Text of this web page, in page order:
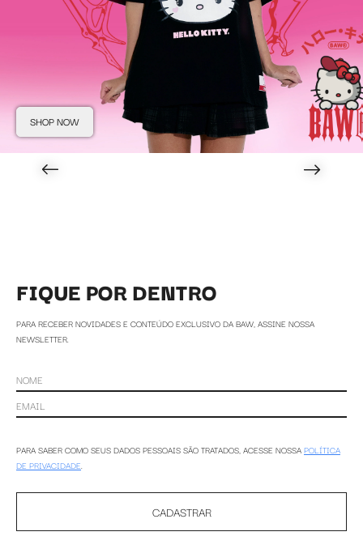
SHOP NOW
FIQUE POR DENTRO
PARA RECEBER NOVIDADES E CONTEÚDO EXCLUSIVO DA BAW, ASSINE NOSSA
NEWSLETTER.
PARA SABER COMO SEUS DADOS PESSOAIS SÃO TRATADOS, ACESSE NOSSAPOLÍTICA
DE PRIVACIDADE.
CADASTRAR